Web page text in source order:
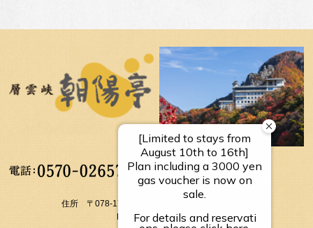
【受付時間】
10：00～17：00
住所 〒078-1795 北海道上川郡上川町層雲峡温泉
FAX： 01658-5-3054